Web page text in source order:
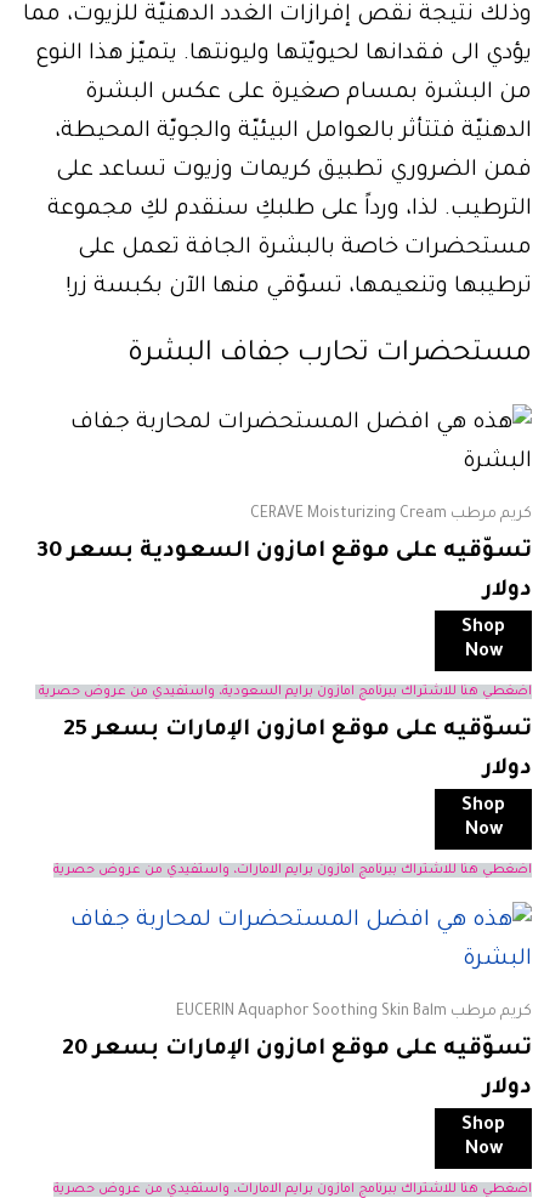
وذلك نتيجة نقص إفرازات الغدد الدهنيّة للزيوت، مما
يؤدي الى فقدانها لحيويّتها وليونتها. يتميّز هذا النوع
من البشرة بمسام صغيرة على عكس البشرة
الدهنيّة فتتأثر بالعوامل البيئيّة والجويّة المحيطة،
فمن الضروري تطبيق كريمات وزيوت تساعد على
الترطيب. لذا، ورداً على طلبكِ سنقدم لكِ مجموعة
مستحضرات خاصة بالبشرة الجافة تعمل على
ترطيبها وتنعيمها، تسوّقي منها الآن بكبسة زر!
مستحضرات تحارب جفاف البشرة
كريم مرطب CERAVE Moisturizing Cream
تسوّقيه على موقع امازون السعودية بسعر 30
دولار
Shop
Now
اضغطي هنا للاشتراك ببرنامج امازون برايم السعودية، واستفيدي من عروض حصرية
تسوّقيه على موقع امازون الإمارات بسعر 25
دولار
Shop
Now
اضغطي هنا للاشتراك ببرنامج امازون برايم الامارات، واستفيدي من عروض حصرية
كريم مرطب EUCERIN Aquaphor Soothing Skin Balm
تسوّقيه على موقع امازون الإمارات بسعر 20
دولار
Shop
Now
اضغطي هنا للاشتراك ببرنامج امازون برايم الامارات، واستفيدي من عروض حصرية